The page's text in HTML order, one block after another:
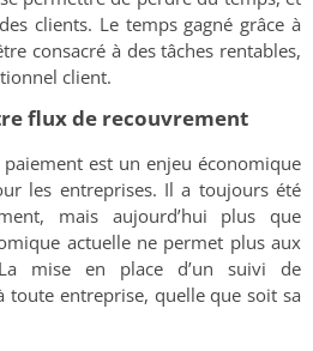
clients. Le temps gagné grâce à
consacré à des tâches rentables,
client.
flux de recouvrement
est un enjeu économique
les entreprises. Il a toujours été
mais aujourd’hui plus que
actuelle ne permet plus aux
La mise en place d’un suivi de
toute entreprise, quelle que soit sa